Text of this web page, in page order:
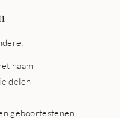
naam
delen
geboortestenen